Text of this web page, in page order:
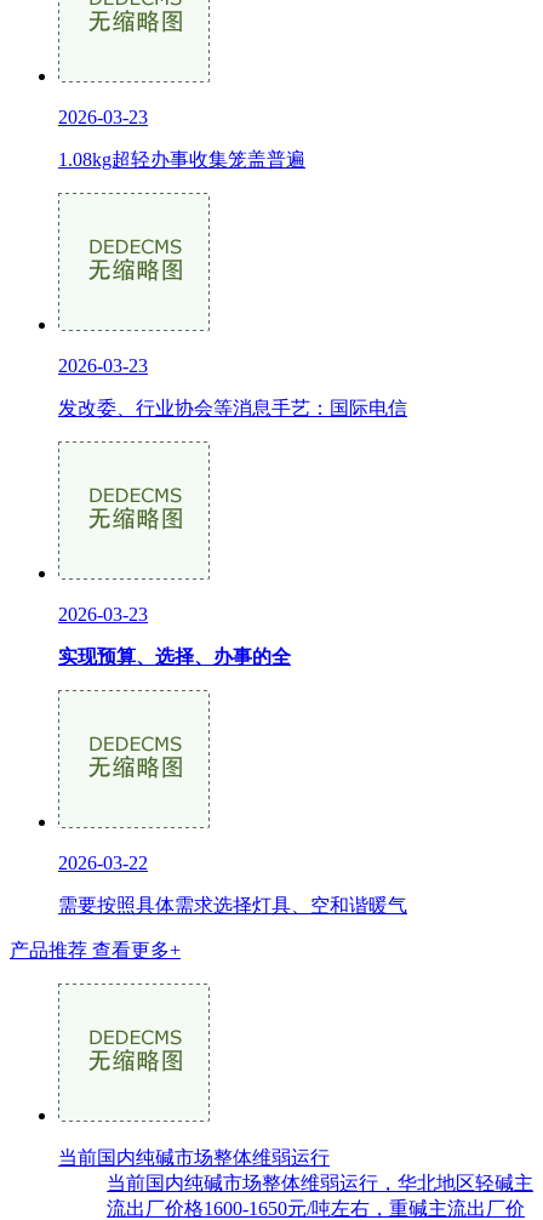
2026-03-23
1.08kg超轻办事收集笼盖普遍
2026-03-23
发改委、行业协会等消息手艺：国际电信
2026-03-23
实现预算、选择、办事的全
2026-03-22
需要按照具体需求选择灯具、空和谐暖气
产品推荐 查看更多+
当前国内纯碱市场整体维弱运行
当前国内纯碱市场整体维弱运行，华北地区轻碱主
流出厂价格1600-1650元/吨左右，重碱主流出厂价